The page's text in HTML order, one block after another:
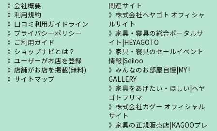
会社概要
利用規約
口コミ利用ガイドライン
プライバシーポリシー
ご利用ガイド
ショップナビとは？
ユーザーがお店を登録
店舗がお店を掲載(無料)
サイトマップ
関連サイト
株式会社ヘヤゴト オフィシャ
ルサイト
家具・寝具の総合ポータルサ
イト|HEYAGOTO
家具・寝具のセールイベント
情報|Seiloo
みんなのお部屋自慢|MY !
GALLERY
家具をあげたい・ほしい|ヘヤ
ゴトフリマ
株式会社カグー オフィシャル
サイト
家具の正規販売店|KAGOOプレ